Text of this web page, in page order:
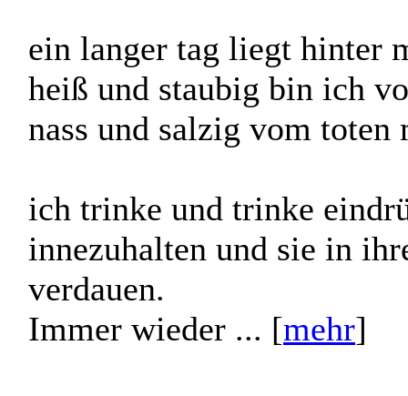
Agnes Vana am 21.
Es gibt Menschen....
heiß und staubig bin ich
nass und salzig vom toten
ich trinke und trinke